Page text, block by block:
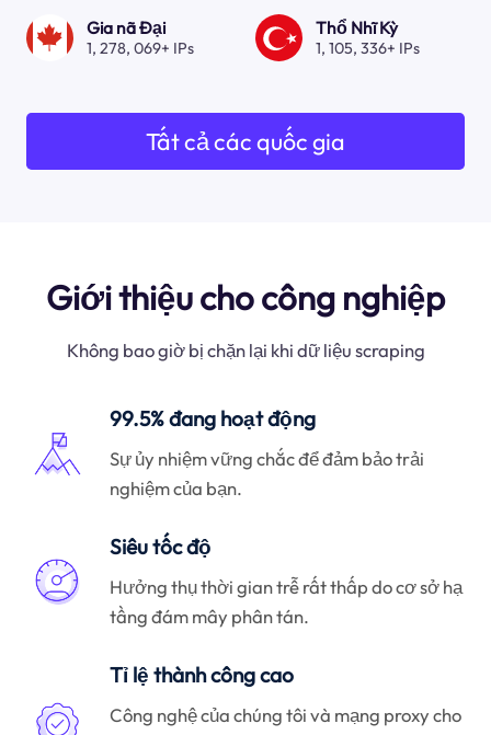
Gia nã Đại
1, 278, 069+ IPs
Thổ Nhĩ Kỳ
1, 105, 336+ IPs
Tất cả các quốc gia
Giới thiệu cho công nghiệp
Không bao giờ bị chặn lại khi dữ liệu scraping
99.5% đang hoạt động
Sự ủy nhiệm vững chắc để đảm bảo trải
nghiệm của bạn.
Siêu tốc độ
Hưởng thụ thời gian trễ rất thấp do cơ sở hạ
tầng đám mây phân tán.
Tỉ lệ thành công cao
Công nghệ của chúng tôi và mạng proxy cho